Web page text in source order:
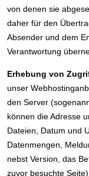
von denen sie
daher für den
Absender und dem
Verantwortung
Erhebung von
unser
den Server
können die Adresse
Dateien, Datum und
Datenmengen,
nebst Version, das
zuvor besuchte